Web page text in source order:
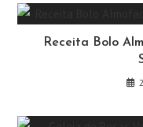
Receita Bolo